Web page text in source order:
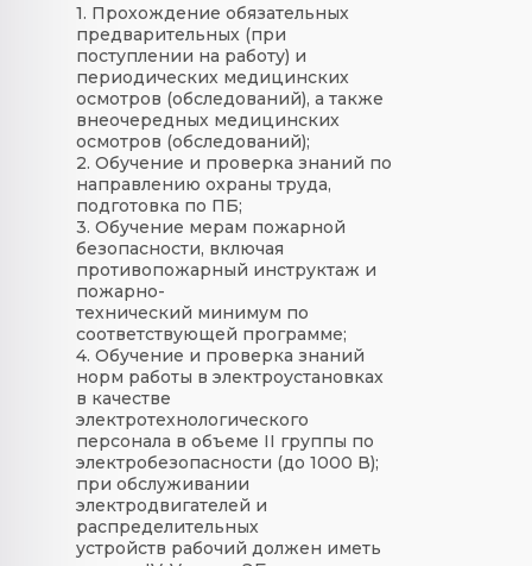
1. Прохождение обязательных
предварительных (при
поступлении на работу) и
периодических медицинских
осмотров (обследований), а также
внеочередных медицинских
осмотров (обследований);
2. Обучение и проверка знаний по
направлению охраны труда,
подготовка по ПБ;
3. Обучение мерам пожарной
безопасности, включая
противопожарный инструктаж и
пожарно-
технический минимум по
соответствующей программе;
4. Обучение и проверка знаний
норм работы в электроустановках
в качестве
электротехнологического
персонала в объеме II группы по
электробезопасности (до 1000 В);
при обслуживании
электродвигателей и
распределительных
устройств рабочий должен иметь